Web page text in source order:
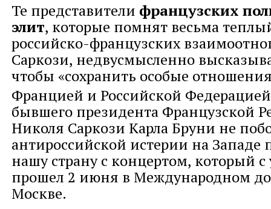
Те представители французских
элит, которые помнят весьма
российско-французских
Саркози, недвусмысленно
чтобы «сохранить особые
Францией и Российской
бывшего президента Французской
Николя Саркози Карла Бруни не
антироссийской истерии на Западе
нашу страну с концертом, который с
прошел 2 июня в Международном
Москве.